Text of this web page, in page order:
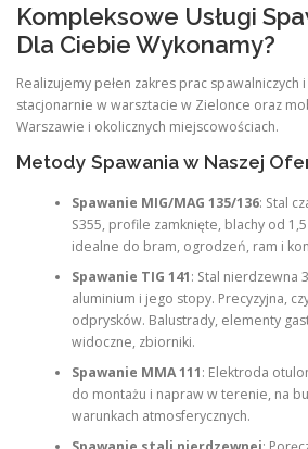
Kompleksowe Usługi
Dla Ciebie Wykonamy?
Realizujemy pełen zakres prac spawalniczych i
stacjonarnie w warsztacie w Zielonce oraz
Warszawie i okolicznych miejscowościach.
Metody Spawania w Naszej
Spawanie MIG/MAG 135/136: Stal
S355, profile zamknięte, blachy od
idealne do bram, ogrodzeń, ram i
Spawanie TIG 141: Stal nierdzewna
aluminium i jego stopy. Precyzyjna,
odprysków. Balustrady, elementy
widoczne, zbiorniki.
Spawanie MMA 111: Elektroda
do montażu i napraw w terenie, na
warunkach atmosferycznych.